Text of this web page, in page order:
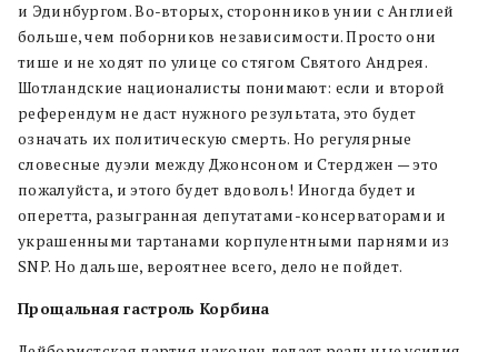
и Эдинбургом. Во-вторых, сторонников унии с Англией
больше, чем поборников независимости. Просто они
тише и не ходят по улице со стягом Святого Андрея.
Шотландские националисты понимают: если и второй
референдум не даст нужного результата, это будет
означать их политическую смерть. Но регулярные
словесные дуэли между Джонсоном и Стерджен — это
пожалуйста, и этого будет вдоволь! Иногда будет и
оперетта, разыгранная депутатами-консерваторами и
украшенными тартанами корпулентными парнями из
SNP. Но дальше, вероятнее всего, дело не пойдет.
Прощальная гастроль Корбина